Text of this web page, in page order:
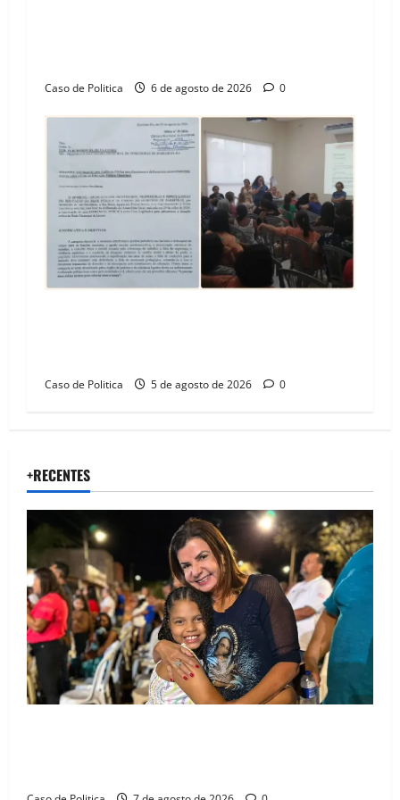
Caso de Politica 6 de agosto de 2026 0
Caso de Politica 5 de agosto de 2026 0
+RECENTES